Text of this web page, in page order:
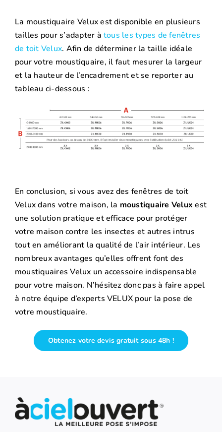
La moustiquaire Velux est disponible en plusieurs
tailles pour s’adapter à tous les types de fenêtres
de toit Velux. Afin de déterminer la taille idéale
pour votre moustiquaire, il faut mesurer la largeur
et la hauteur de l’encadrement et se reporter au
tableau ci-dessous :
En conclusion, si vous avez des fenêtres de toit
Velux dans votre maison, la moustiquaire Velux est
une solution pratique et efficace pour protéger
votre maison contre les insectes et autres intrus
tout en améliorant la qualité de l’air intérieur. Les
nombreux avantages qu’elles offrent font des
moustiquaires Velux un accessoire indispensable
pour votre maison. N’hésitez donc pas à faire appel
à notre équipe d’experts VELUX pour la pose de
votre moustiquaire.
Obtenez votre devis gratuit sous 48h !